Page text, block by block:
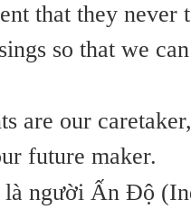
that they never
so that we
are our caretaker,
future maker.
là người Ấn Độ